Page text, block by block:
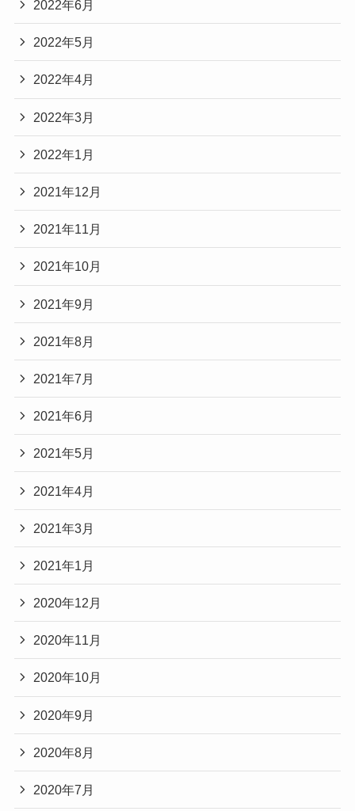
2022年6月
2022年5月
2022年4月
2022年3月
2022年1月
2021年12月
2021年11月
2021年10月
2021年9月
2021年8月
2021年7月
2021年6月
2021年5月
2021年4月
2021年3月
2021年1月
2020年12月
2020年11月
2020年10月
2020年9月
2020年8月
2020年7月